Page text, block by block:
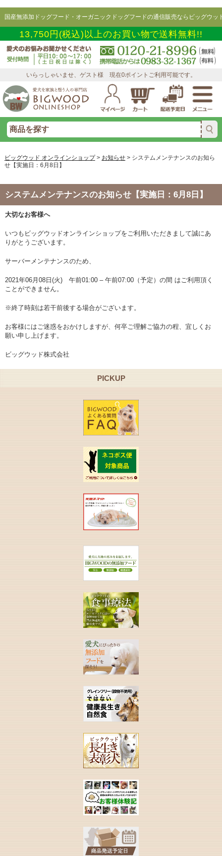
国産無添加ドッグフード・オーガニックドッグフードの通信販売ならビッグウッ
13,750円(税込)以上のお買い物で送料無料!!
いらっしゃいませ、ゲスト様 現在0ポイントご利用可能です。
ビッグウッド オンラインショップ> お知らせ> システムメンテナンスのお知ら
せ【実施日：6月8日】
システムメンテナンスのお知らせ【実施日：6月8日】
大切なお客様へ
いつもビッグウッドオンラインショップをご利用いただきまして誠にあ
りがとうございます。
サーバーメンテナンスのため、
2021年06月08日(火) 午前01:00 – 午前07:00（予定）の間 はご利用頂く
ことができません。
※終了時刻は若干前後する場合がございます。
お客様にはご迷惑をおかけしますが、何卒ご理解ご協力の程、宜しくお
願い申し上げます。
ビッグウッド株式会社
PICKUP